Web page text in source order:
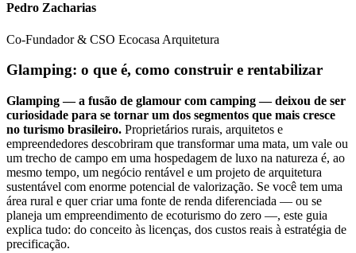
Pedro Zacharias
Co-Fundador & CSO Ecocasa Arquitetura
Glamping: o que é, como construir e rentabilizar
Glamping — a fusão de glamour com camping — deixou de ser
curiosidade para se tornar um dos segmentos que mais cresce
no turismo brasileiro. Proprietários rurais, arquitetos e
empreendedores descobriram que transformar uma mata, um vale ou
um trecho de campo em uma hospedagem de luxo na natureza é, ao
mesmo tempo, um negócio rentável e um projeto de arquitetura
sustentável com enorme potencial de valorização. Se você tem uma
área rural e quer criar uma fonte de renda diferenciada — ou se
planeja um empreendimento de ecoturismo do zero —, este guia
explica tudo: do conceito às licenças, dos custos reais à estratégia de
precificação.